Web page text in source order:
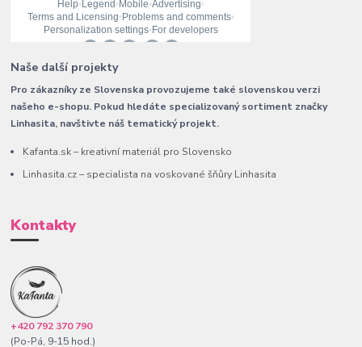
Naše další projekty
Pro zákazníky ze Slovenska provozujeme také slovenskou verzi
našeho e-shopu. Pokud hledáte specializovaný sortiment značky
Linhasita, navštivte náš tematický projekt.
Kafanta.sk – kreativní materiál pro Slovensko
Linhasita.cz – specialista na voskované šňůry Linhasita
Kontakty
+420 792 370 790
(Po-Pá, 9-15 hod.)